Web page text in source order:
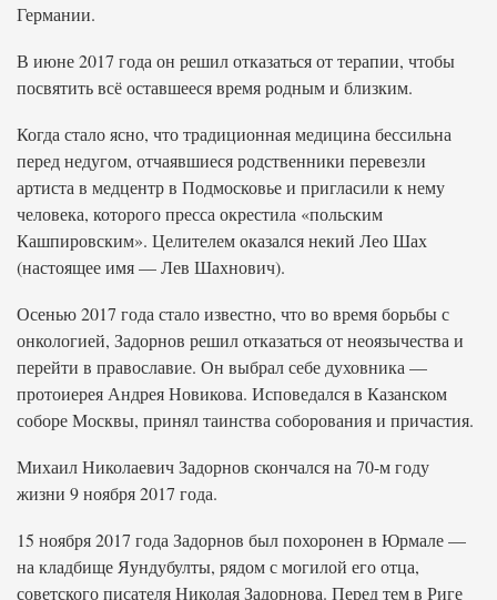
Германии.
В июне 2017 года он решил отказаться от терапии, чтобы
посвятить всё оставшееся время родным и близким.
Когда стало ясно, что традиционная медицина бессильна
перед недугом, отчаявшиеся родственники перевезли
артиста в медцентр в Подмосковье и пригласили к нему
человека, которого пресса окрестила «польским
Кашпировским». Целителем оказался некий Лео Шах
(настоящее имя — Лев Шахнович).
Осенью 2017 года стало известно, что во время борьбы с
онкологией, Задорнов решил отказаться от неоязычества и
перейти в православие. Он выбрал себе духовника —
протоиерея Андрея Новикова. Исповедался в Казанском
соборе Москвы, принял таинства соборования и причастия.
Михаил Николаевич Задорнов скончался на 70-м году
жизни 9 ноября 2017 года.
15 ноября 2017 года Задорнов был похоронен в Юрмале —
на кладбище Яундубулты, рядом с могилой его отца,
советского писателя Николая Задорнова. Перед тем в Риге